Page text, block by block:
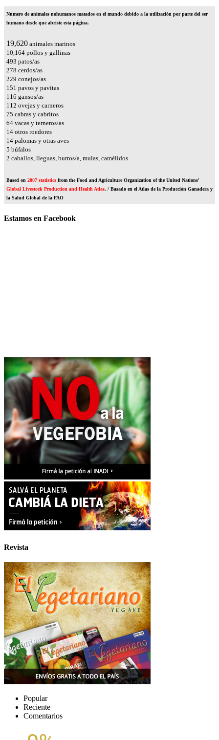
Número de animales nohumanos matados en el mundo debido a la utilización por parte del ser
humano desde que abriste esta página.
23,188 animales marinos
12,012 pollos y gallinas
583 patos/as
329 cerdos/as
271 conejos/as
178 pavos y pavitas
137 gansos/as
133 ovejas y carneros
89 cabras y cabritos
75 vacas y terneros/as
17 otros roedores
16 palomas y otras aves
6 búfalos
2 caballos, lleguas, burros/a, mulas, camélidos
Based on 2007 statistics from the Food and Agriculture Organization of the United Nations'
Global Livestock Production and Health Atlas. / Basado en el Atlas de la Producción Ganadera y
la Salud Global de la FAO
Estamos en Facebook
Revista
Popular
Reciente
Comentarios